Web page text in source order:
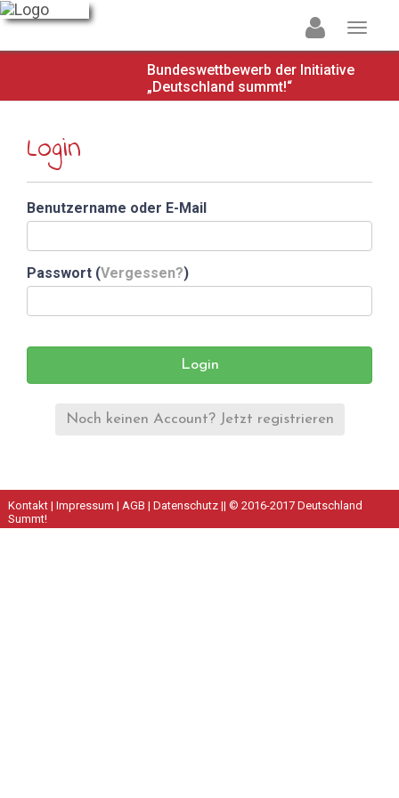
Bundeswettbewerb der Initiative
„Deutschland summt!“
Login
Benutzername oder E-Mail
Passwort (Vergessen?)
Noch keinen Account? Jetzt registrieren
Kontakt| Impressum | AGB | Datenschutz|| © 2016-2017 Deutschland
Summt!